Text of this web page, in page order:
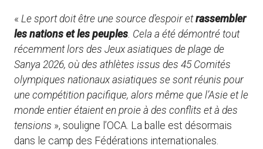
« Le sport doit être une source d’espoir etrassembler
les nations et les peuples . Cela a été démontré tout
récemment lors des Jeux asiatiques de plage de
Sanya 2026, où des athlètes issus des 45 Comités
olympiques nationaux asiatiques se sont réunis pour
une compétition pacifique, alors même que l’Asie et le
monde entier étaient en proie à des conflits et à des
tensions », souligne l’OCA. La balle est désormais
dans le camp des Fédérations internationales.